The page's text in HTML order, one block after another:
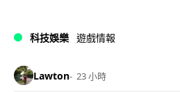
科技娛樂 遊戲情報
Lawton 23 小時